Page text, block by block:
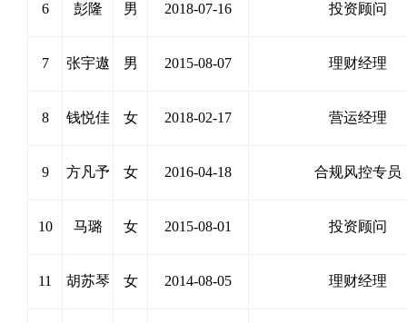
6 彭隆 男 2018-07-16 投资顾问
7 张宇遨 男 2015-08-07 理财经理
8 钱悦佳 女 2018-02-17 营运经理
9 方凡予 女 2016-04-18 合规风控专员
10 马璐 女 2015-08-01 投资顾问
11 胡苏琴 女 2014-08-05 理财经理